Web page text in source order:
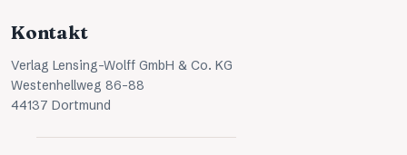
Kontakt
Verlag Lensing-Wolff GmbH & Co. KG
Westenhellweg 86-88
44137 Dortmund